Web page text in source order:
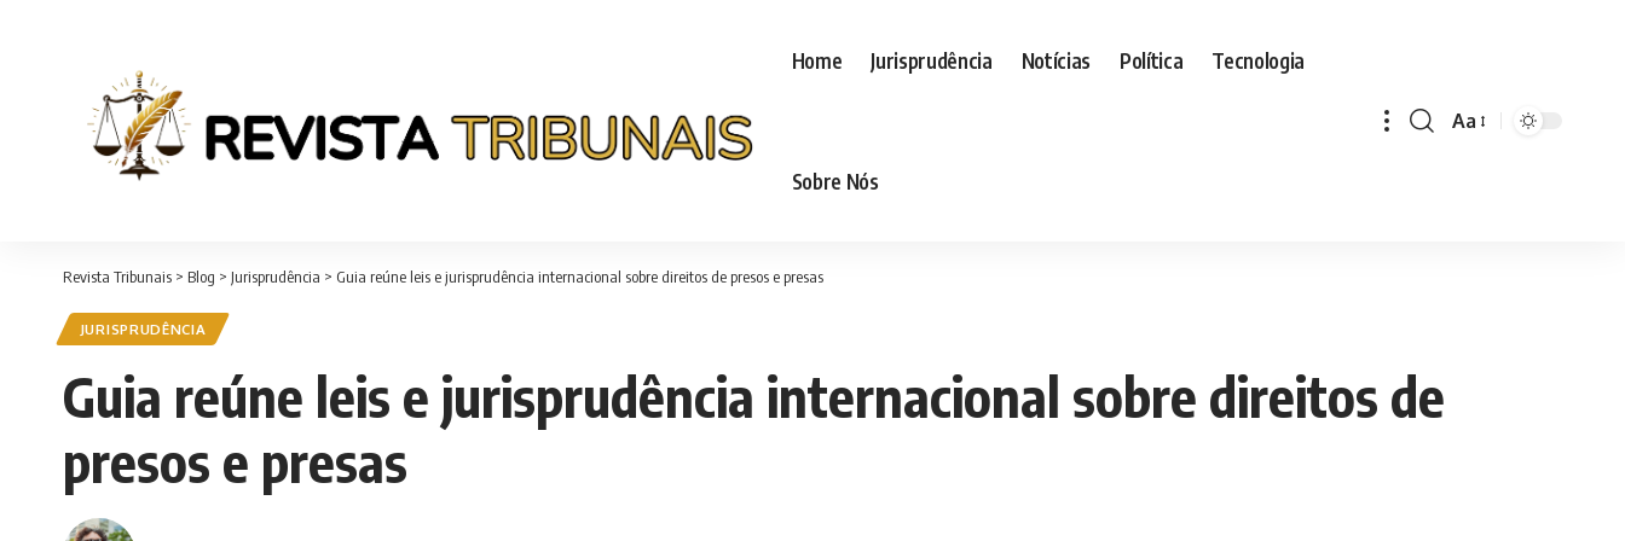
Home Jurisprudência Notícias Política Tecnologia
Sobre Nós
Font
Aa
Revista Tribunais > Blog > Jurisprudência > Guia reúne leis e jurisprudência internacional sobre direitos de presos e presas
JURISPRUDÊNCIA
Guia reúne leis e jurisprudência internacional sobre direitos de
presos e presas